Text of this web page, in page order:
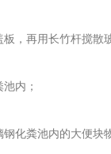
再用长竹杆搅散
内；
粪池内的大便块